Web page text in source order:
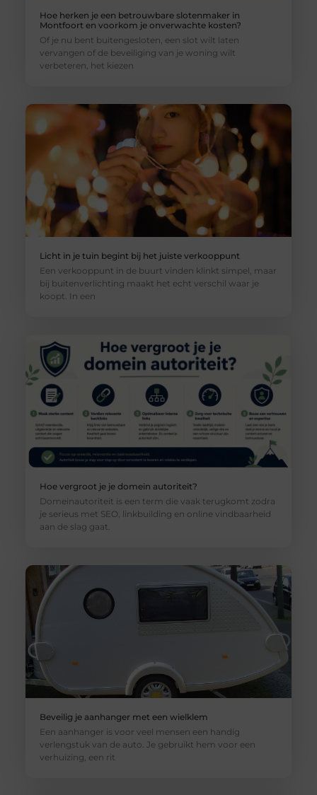
Hoe herken je een betrouwbare slotenmaker in
Montfoort en voorkom je onverwachte kosten?
Of je nu bent buitengesloten, een slot wilt laten
vervangen of de beveiliging van je woning wilt
verbeteren, het kiezen
Licht in je tuin begint bij het juiste verkooppunt
Een verkooppunt in de buurt vinden klinkt simpel, maar
bij buitenverlichting maakt het echt verschil waar je
koopt. In een
Hoe vergroot je je domein autoriteit?
Domeinautoriteit is een term die vaak terugkomt zodra
je serieus met SEO, linkbuilding en online vindbaarheid
aan de slag gaat.
Beveilig je aanhanger met een wielklem
Een aanhanger is voor veel mensen een handig
verlengstuk van de auto. Je gebruikt hem voor een
verhuizing, een rit